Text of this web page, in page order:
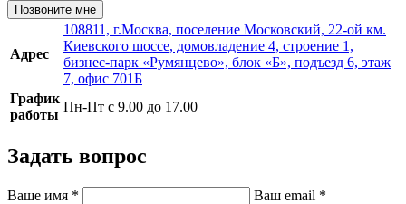
Позвоните мне
Адрес
108811, г.Москва, поселение Московский, 22-ой км.
Киевского шоссе, домовладение 4, строение 1,
бизнес-парк «Румянцево», блок «Б», подъезд 6, этаж
7, офис 701Б
График
работы
Пн-Пт с 9.00 до 17.00
Задать вопрос
Ваше имя * Ваш email *